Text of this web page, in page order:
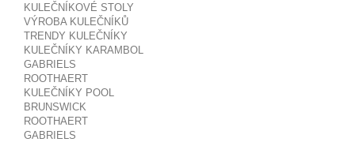
KULEČNÍKOVÉ STOLY
VÝROBA KULEČNÍKŮ
TRENDY KULEČNÍKY
KULEČNÍKY KARAMBOL
GABRIELS
ROOTHAERT
KULEČNÍKY POOL
BRUNSWICK
ROOTHAERT
GABRIELS